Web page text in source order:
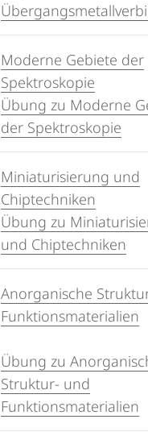
Moderne Gebiete der
Spektroskopie
Übung zu Moderne
der Spektroskopie
Miniaturisierung und
Chiptechniken
Übung zu
und Chiptechniken
Anorganische
Funktionsmaterialien
Übung zu
Struktur- und
Funktionsmaterialien